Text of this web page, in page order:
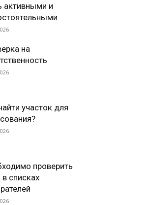
активными и
на
участок для
проверить
в списках